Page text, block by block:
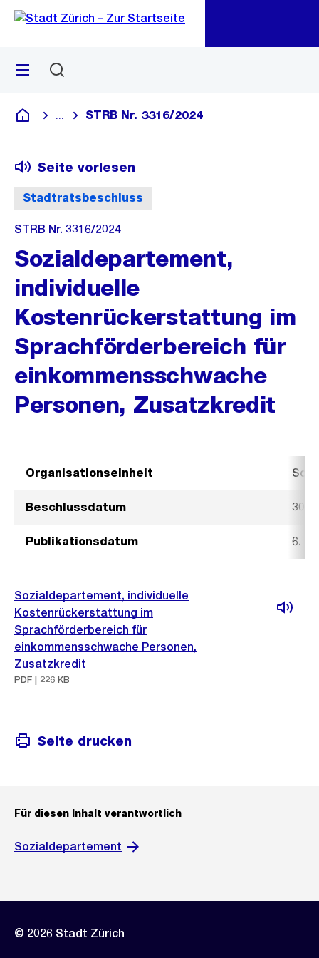
Navigation
Sprunglink
Menü
Deutsch
Blende alle Breadcrumbs ein
STRB Nr. 3316/2024
Stadtratsbeschluss
Seite vorlesen
STRB Nr. 3316/2024
Sozialdepartement,
individuelle
Kostenrückerstattung im
Sprachförderbereich für
einkommensschwache
Personen, Zusatzkredit
Organisationseinheit
Beschlussdatum 30.
Publikationsdatum 6.
Sozialdepartement, individuelle
Kostenrückerstattung im
Sprachförderbereich für
einkommensschwache Personen,
Zusatzkredit
PDF | 226 KB
Seite drucken
Für diesen Inhalt verantwortlich
Sozialdepartement
© 2026 Stadt Zürich